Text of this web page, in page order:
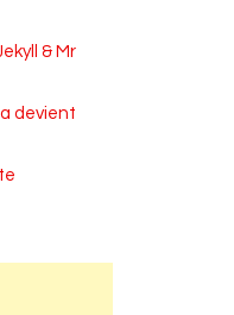
& Mr
devient